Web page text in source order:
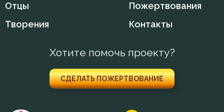
Любовь к Богу
Месть
Милостыня
Отцы
Творения
Пожертвования
Контакты
Хотите помочь проекту?
СДЕЛАТЬ ПОЖЕРТВОВАНИЕ